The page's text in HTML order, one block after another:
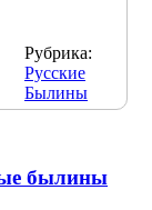
Рубрика:
Русские
Былины
былины